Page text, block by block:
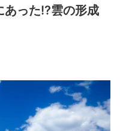
あった!?雲の形成